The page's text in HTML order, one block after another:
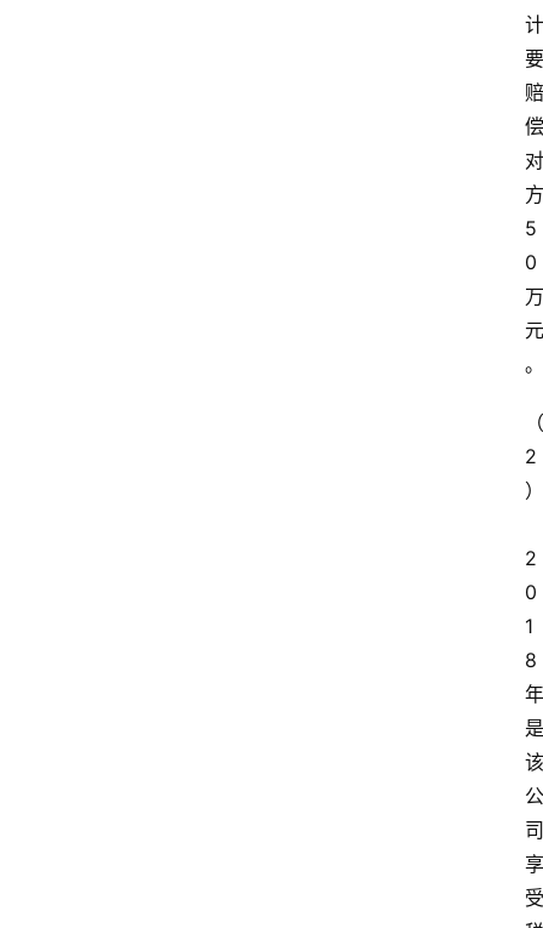
计
要
赔
偿
对
方
5
0
万
元
。
（
2
）
2
0
1
8
年
是
该
公
司
享
受